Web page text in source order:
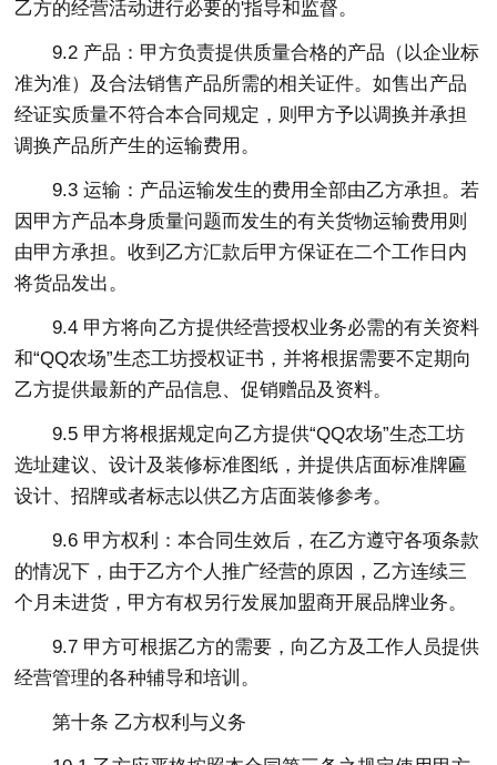
乙方的经营活动进行必要的'指导和监督。
9.2 产品：甲方负责提供质量合格的产品（以企业标
准为准）及合法销售产品所需的相关证件。如售出产品
经证实质量不符合本合同规定，则甲方予以调换并承担
调换产品所产生的运输费用。
9.3 运输：产品运输发生的费用全部由乙方承担。若
因甲方产品本身质量问题而发生的有关货物运输费用则
由甲方承担。收到乙方汇款后甲方保证在二个工作日内
将货品发出。
9.4 甲方将向乙方提供经营授权业务必需的有关资料
和“QQ农场”生态工坊授权证书，并将根据需要不定期向
乙方提供最新的产品信息、促销赠品及资料。
9.5 甲方将根据规定向乙方提供“QQ农场”生态工坊
选址建议、设计及装修标准图纸，并提供店面标准牌匾
设计、招牌或者标志以供乙方店面装修参考。
9.6 甲方权利：本合同生效后，在乙方遵守各项条款
的情况下，由于乙方个人推广经营的原因，乙方连续三
个月未进货，甲方有权另行发展加盟商开展品牌业务。
9.7 甲方可根据乙方的需要，向乙方及工作人员提供
经营管理的各种辅导和培训。
第十条 乙方权利与义务